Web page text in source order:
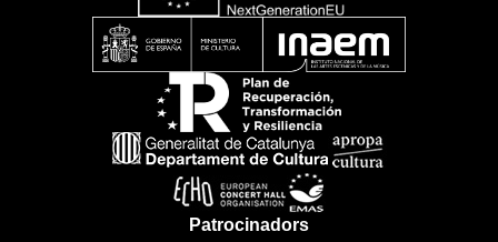
Patrocinadors